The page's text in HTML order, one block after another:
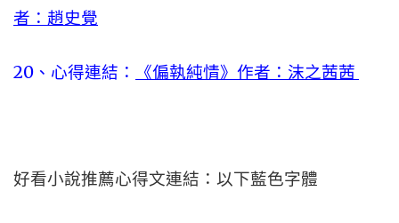
者：趙史覺
20、心得連結： 《偏執純情》作者：沫之茜茜
好看小說推薦心得文連結：以下藍色字體